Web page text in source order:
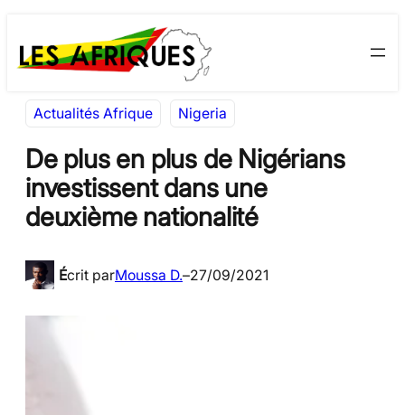
au
contenu
to
content
Actualités Afrique Nigeria
De plus en plus de Nigérians
investissent dans une
deuxième nationalité
Écrit parMoussa D.–27/09/2021